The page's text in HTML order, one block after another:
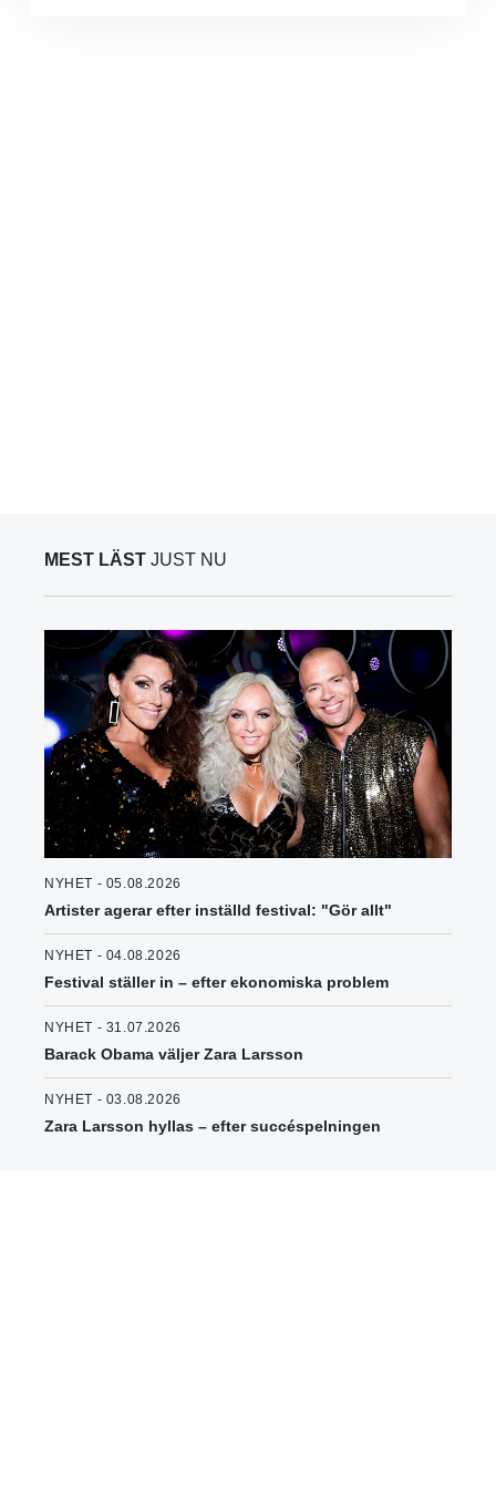
MEST LÄST JUST NU
NYHET - 05.08.2026
Artister agerar efter inställd festival: "Gör allt"
NYHET - 04.08.2026
Festival ställer in – efter ekonomiska problem
NYHET - 31.07.2026
Barack Obama väljer Zara Larsson
NYHET - 03.08.2026
Zara Larsson hyllas – efter succéspelningen